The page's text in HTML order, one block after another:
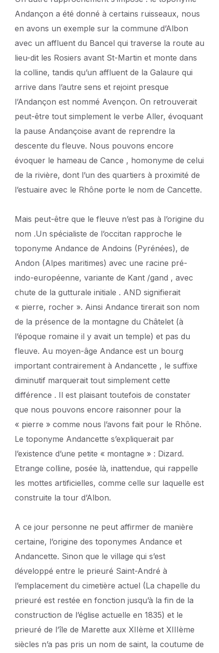
Andançon a été donné à certains ruisseaux, nous
en avons un exemple sur la commune d’Albon
avec un affluent du Bancel qui traverse la route au
lieu-dit les Rosiers avant St-Martin et monte dans
la colline, tandis qu’un affluent de la Galaure qui
arrive dans l’autre sens et rejoint presque
l’Andançon est nommé Avençon. On retrouverait
peut-être tout simplement le verbe Aller, évoquant
la pause Andançoise avant de reprendre la
descente du fleuve. Nous pouvons encore
évoquer le hameau de Cance , homonyme de celui
de la rivière, dont l’un des quartiers à proximité de
l’estuaire avec le Rhône porte le nom de Cancette.
Mais peut-être que le fleuve n’est pas à l’origine du
nom .Un spécialiste de l’occitan rapproche le
toponyme Andance de Andoins (Pyrénées), de
Andon (Alpes maritimes) avec une racine pré-
indo-européenne, variante de Kant /gand , avec
chute de la gutturale initiale . AND signifierait
« pierre, rocher ». Ainsi Andance tirerait son nom
de la présence de la montagne du Châtelet (à
l’époque romaine il y avait un temple) et pas du
fleuve. Au moyen-âge Andance est un bourg
important contrairement à Andancette , le suffixe
diminutif marquerait tout simplement cette
différence . Il est plaisant toutefois de constater
que nous pouvons encore raisonner pour la
« pierre » comme nous l’avons fait pour le Rhône.
Le toponyme Andancette s’expliquerait par
l’existence d’une petite « montagne » : Dizard.
Etrange colline, posée là, inattendue, qui rappelle
les mottes artificielles, comme celle sur laquelle est
construite la tour d’Albon.
A ce jour personne ne peut affirmer de manière
certaine, l’origine des toponymes Andance et
Andancette. Sinon que le village qui s’est
développé entre le prieuré Saint-André à
l’emplacement du cimetière actuel (La chapelle du
prieuré est restée en fonction jusqu’à la fin de la
construction de l’église actuelle en 1835) et le
prieuré de l’île de Marette aux XIIème et XIIIème
siècles n’a pas pris un nom de saint, la coutume de